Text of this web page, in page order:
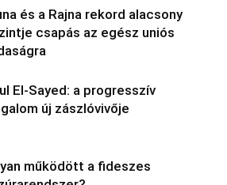
és a Rajna rekord alacsony
csapás az egész uniós
El‑Sayed: a progresszív
új zászlóvivője
működött a fideszes